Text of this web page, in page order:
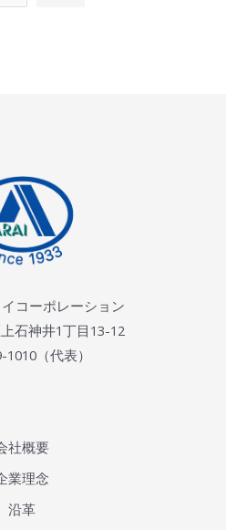
コーポレーション
石神井1丁目13-12
（代表）
社概要
業理念
沿革